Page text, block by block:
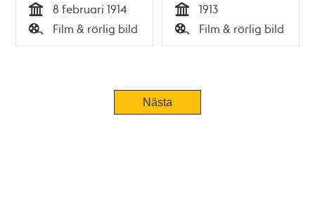
Tid
8 februari 1914
Typ
Film & rörlig bild Tid
1913
Typ
Film & rörlig bild
Nästa